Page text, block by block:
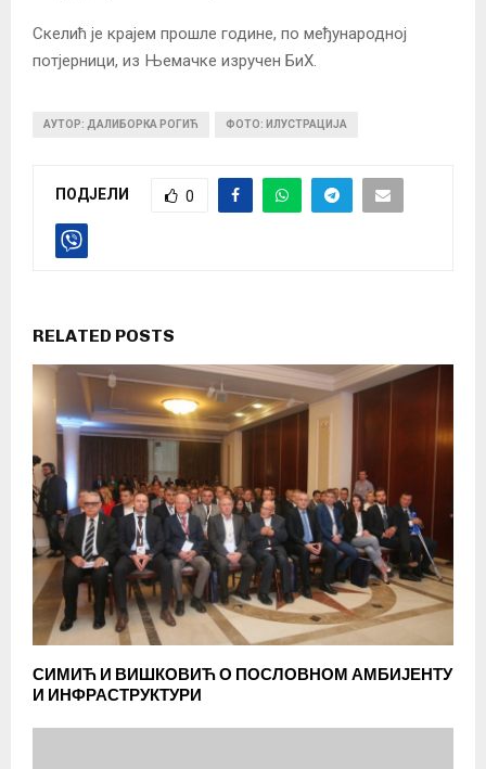
Скелић је крајем прошле године, по међународној
потјерници, из Њемачке изручен БиХ.
АУТОР: ДАЛИБОРКА РОГИЋ ФОТО: ИЛУСТРАЦИЈА
ПОДЈЕЛИ 0
RELATED POSTS
СИМИЋ И ВИШКОВИЋ О ПОСЛОВНОМ АМБИЈЕНТУ
И ИНФРАСТРУКТУРИ